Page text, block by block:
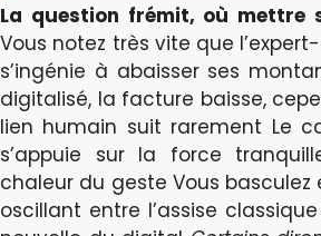
La question frémit, où mettre
Vous notez très vite que
s’ingénie à abaisser ses
digitalisé, la facture baisse,
lien humain suit rarement Le
s’appuie sur la force
chaleur du geste Vous basculez
oscillant entre l’assise